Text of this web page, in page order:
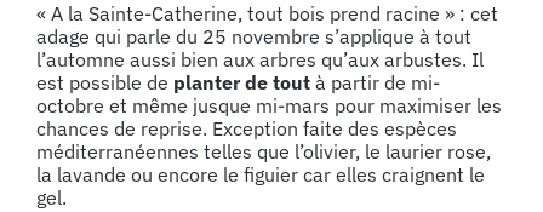
« A la Sainte-Catherine, tout bois prend racine » : cet
adage qui parle du 25 novembre s’applique à tout
l’automne aussi bien aux arbres qu’aux arbustes. Il
est possible de planter de tout à partir de mi-
octobre et même jusque mi-mars pour maximiser les
chances de reprise. Exception faite des espèces
méditerranéennes telles que l’olivier, le laurier rose,
la lavande ou encore le figuier car elles craignent le
gel.